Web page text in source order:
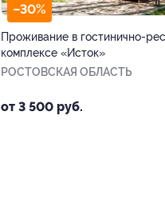
–30%
Проживание в гостинично-
комплексе «Исток»
РОСТОВСКАЯ ОБЛАСТЬ
от 3 500 руб.